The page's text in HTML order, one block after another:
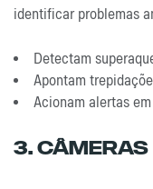
identificar problemas
Detectam
Apontam
Acionam alertas
3.